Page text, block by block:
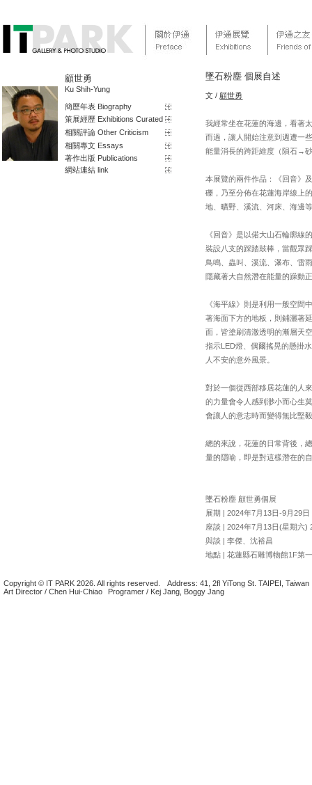
顧世勇
Ku Shih-Yung
簡歷年表 Biography
策展經歷 Exhibitions Curated
相關評論 Other Criticism
相關專文 Essays
著作出版 Publications
網站連結 link
墜石粉塵 個展自述
文 / 顧世勇
我經常坐在花蓮的海邊，看著
而過，讓人開始注意到週遭一
能量消長的跨距維度（隕石→
本展覽的兩件作品：《回音》
礫，乃至分佈在花蓮海岸線上
地、曠野、溪流、河床、海邊
《回音》是以偌大山石輪廓線
裝設八支的踩踏鼓棒，當觀眾
鳥鳴、蟲叫、溪流、瀑布、雷
隱藏著大自然潛在能量的躁動
《海平線》則是利用一般空間
著海面下方的地板，則鋪灑著
面，皆塗刷清澈透明的漸層天
指示LED燈、偶爾搖晃的懸掛
人不安的意外風景。
對於一個從西部移居花蓮的人
的力量會令人感到渺小而心生
會讓人的意志時而變得無比堅
總的來說，花蓮的日常背後，
量的隱喻，即是對這樣潛在的
墜石粉塵 顧世勇個展
展期 | 2024年7月13日-9月29日
座談 | 2024年7月13日(星期六)
與談 | 李傑、沈裕昌
地點 | 花蓮縣石雕博物館1F第
Copyright © IT PARK 2026. All rights reserved.
Address: 41, 2fl YiTong St. TAIPEI, Taiwan
Art Director / Chen Hui-Chiao
Programer / Kej Jang, Boggy Jang